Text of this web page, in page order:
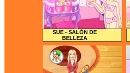
SUE - SALÓN DE
BELLEZA